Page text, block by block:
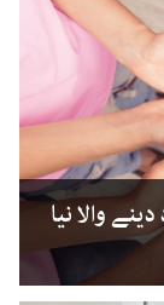
والا نیا